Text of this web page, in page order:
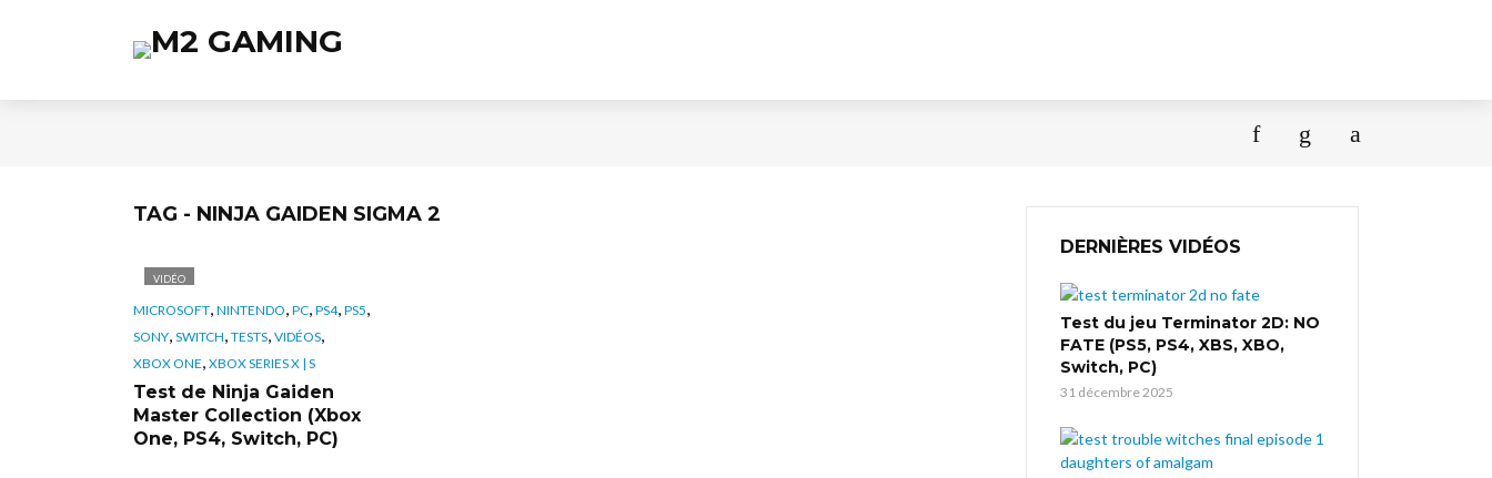
TAG - NINJA GAIDEN SIGMA 2
VIDÉO
MICROSOFT, NINTENDO, PC, PS4, PS5,
SONY, SWITCH, TESTS, VIDÉOS,
XBOX ONE, XBOX SERIES X | S
Test de Ninja Gaiden
Master Collection (Xbox
One, PS4, Switch, PC)
DERNIÈRES VIDÉOS
Test du jeu Terminator 2D: NO
FATE (PS5, PS4, XBS, XBO,
Switch, PC)
31 décembre 2025